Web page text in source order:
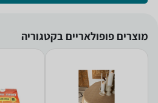
מוצרים פופולאריים בקטגוריה